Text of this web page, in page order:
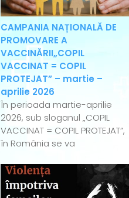
CAMPANIA NAȚIONALĂ DE
PROMOVARE A
VACCINĂRII„COPIL
VACCINAT = COPIL
PROTEJAT” – martie –
aprilie 2026
În perioada martie-aprilie
2026, sub sloganul „COPIL
VACCINAT = COPIL PROTEJAT”,
în România se va